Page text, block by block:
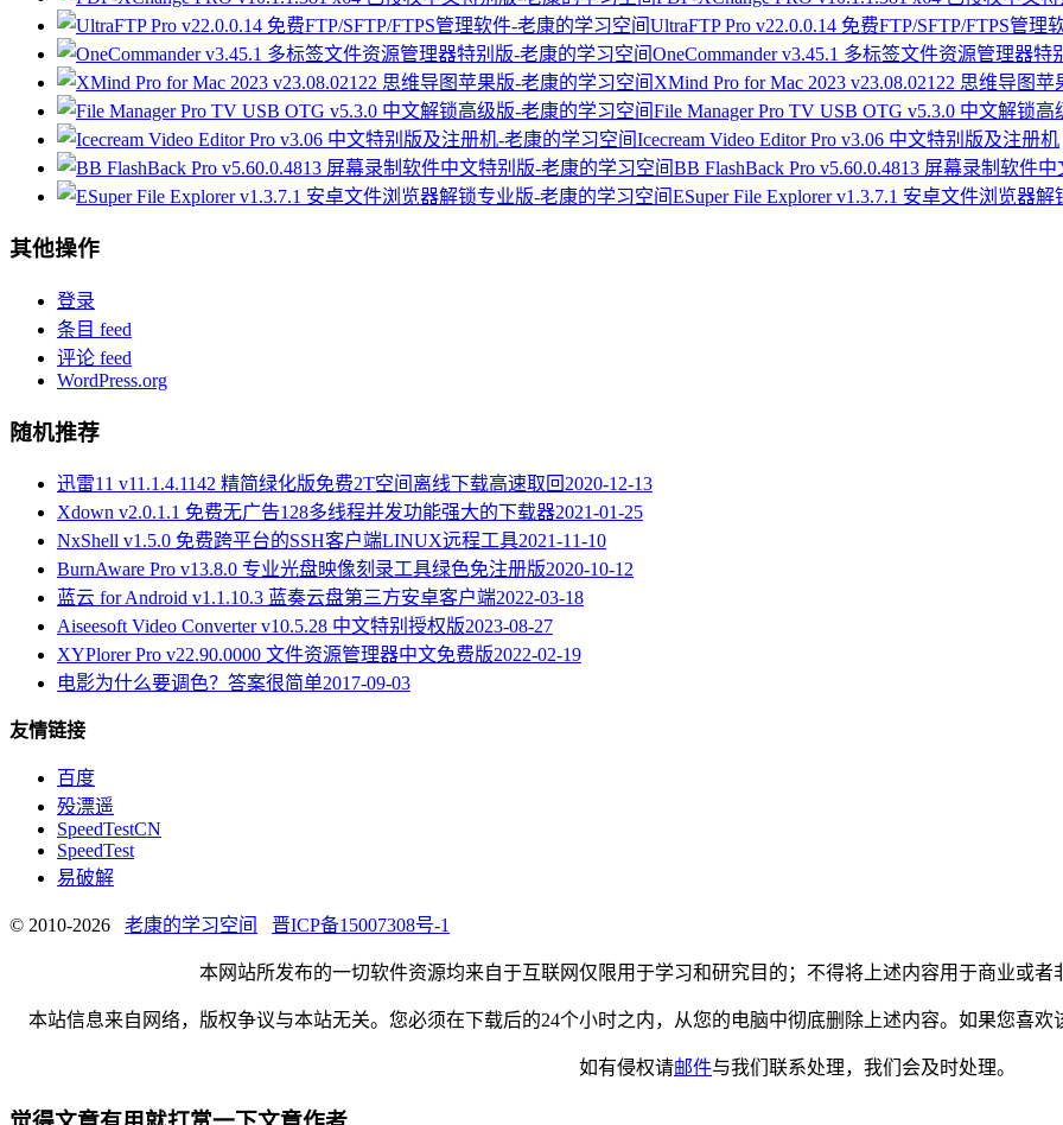
UltraFTP Pro v22.0.0.14 免费FTP/SFTP/FTPS管理
OneCommander v3.45.1 多标签文件资源管理器特
XMind Pro for Mac 2023 v23.08.02122 思维导图苹
File Manager Pro TV USB OTG v5.3.0 中文解锁高
Icecream Video Editor Pro v3.06 中文特别版及注册机
BB FlashBack Pro v5.60.0.4813 屏幕录制软件
ESuper File Explorer v1.3.7.1 安卓文件浏览器解
其他操作
登录
条目 feed
评论 feed
WordPress.org
随机推荐
迅雷11 v11.1.4.1142 精简绿化版免费2T空间离线下载高速取回2020-12-13
Xdown v2.0.1.1 免费无广告128多线程并发功能强大的下载器2021-01-25
NxShell v1.5.0 免费跨平台的SSH客户端LINUX远程工具2021-11-10
BurnAware Pro v13.8.0 专业光盘映像刻录工具绿色免注册版2020-10-12
蓝云 for Android v1.1.10.3 蓝奏云盘第三方安卓客户端2022-03-18
Aiseesoft Video Converter v10.5.28 中文特别授权版2023-08-27
XYPlorer Pro v22.90.0000 文件资源管理器中文免费版2022-02-19
电影为什么要调色？答案很简单2017-09-03
友情链接
百度
殁漂遥
SpeedTestCN
SpeedTest
易破解
© 2010-2026 老康的学习空间 晋ICP备15007308号-1
本网站所发布的一切软件资源均来自于互联网仅限用于学习和研究目的；不得将上述内容用于商业或者
本站信息来自网络，版权争议与本站无关。您必须在下载后的24个小时之内，从您的电脑中彻底删除上述内容。如果您喜
如有侵权请邮件与我们联系处理，我们会及时处理。